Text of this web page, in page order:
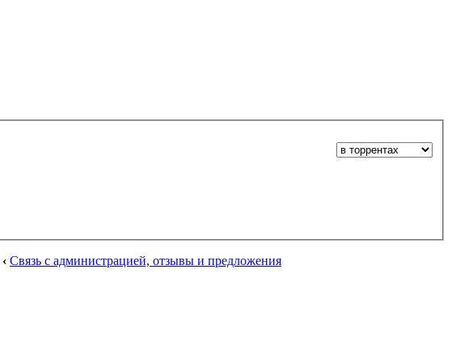
‹ Связь с администрацией, отзывы и предложения